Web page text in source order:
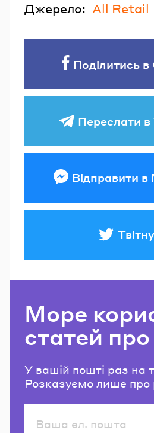
Джерело: All Retail
Поділитись
Переслати
Відправити в
Море
статей
У вашій пошті раз на
Розказуємо лише про